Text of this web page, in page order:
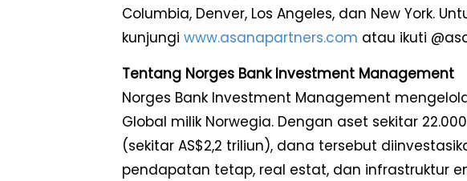
Columbia, Denver, Los Angeles, dan New York.
kunjungi www.asanapartners.com atau ikuti
Tentang Norges Bank Investment Management
Norges Bank Investment Management
Global milik Norwegia. Dengan aset sekitar
(sekitar AS$2,2 triliun), dana tersebut
pendapatan tetap, real estat, dan infrastruktur